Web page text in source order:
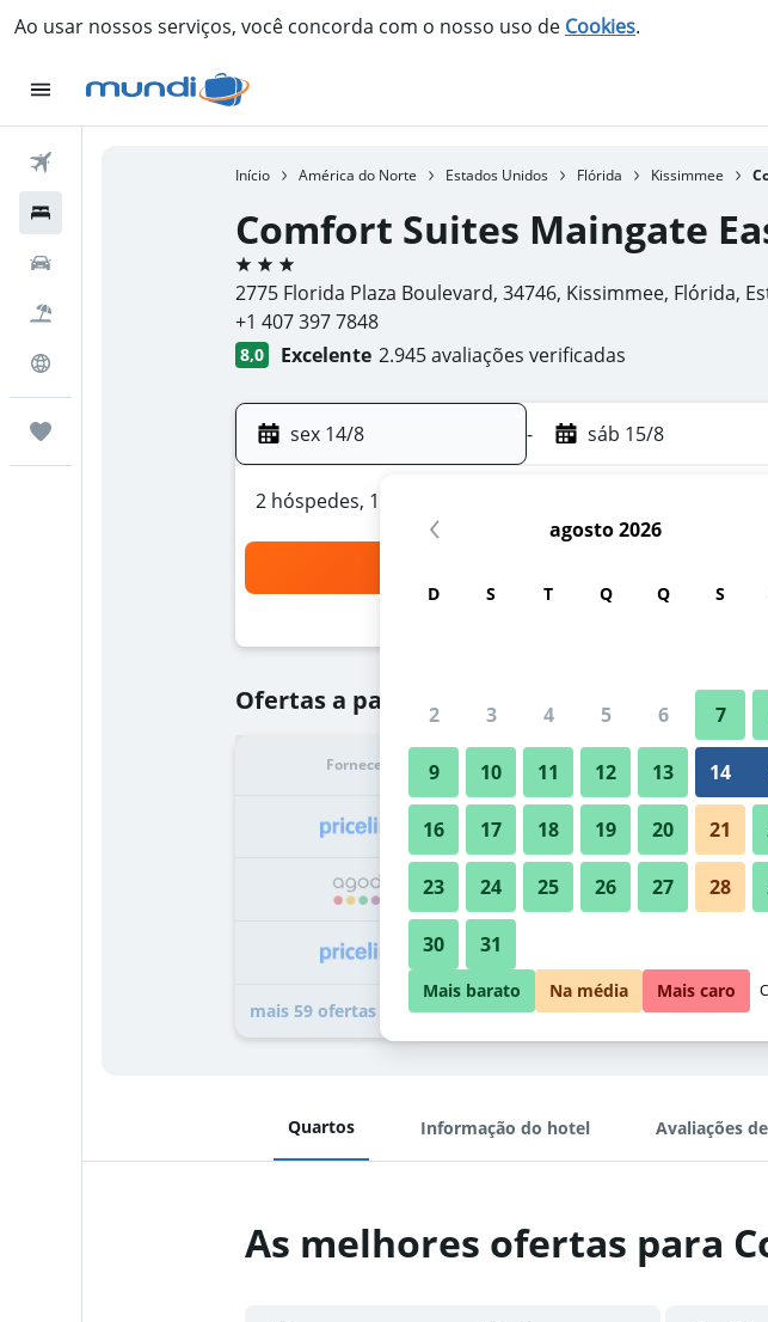
Ao usar nossos serviços, você concorda com o nosso uso de Cookies.
Início América do Norte Estados Unidos Flórida Kissimmee
Comfort Suites Maingate
3 estrelas
2775 Florida Plaza Boulevard, 34746, Kissimmee, Flórida,
+1 407 397 7848
8,0 Excelente 2.945 avaliações verificadas
sex 14/8 - sáb 15/8
2 hóspedes, 1 quarto
Ofertas a partir de preço por noite mais
Fornecedor Total por noite
R$ 210 Ver oferta
R$ 248 Ver oferta
mais 59 ofertas do hotel Comfort Suites Maingate East
Quartos Informação do hotel Avaliações
As melhores ofertas para
agosto 2026
D S T Q Q S
2 3 4 5 6 7
9 10 11 12 13 14
16 17 18 19 20 21
23 24 25 26 27 28
30 31
Mais barato Na média Mais caro